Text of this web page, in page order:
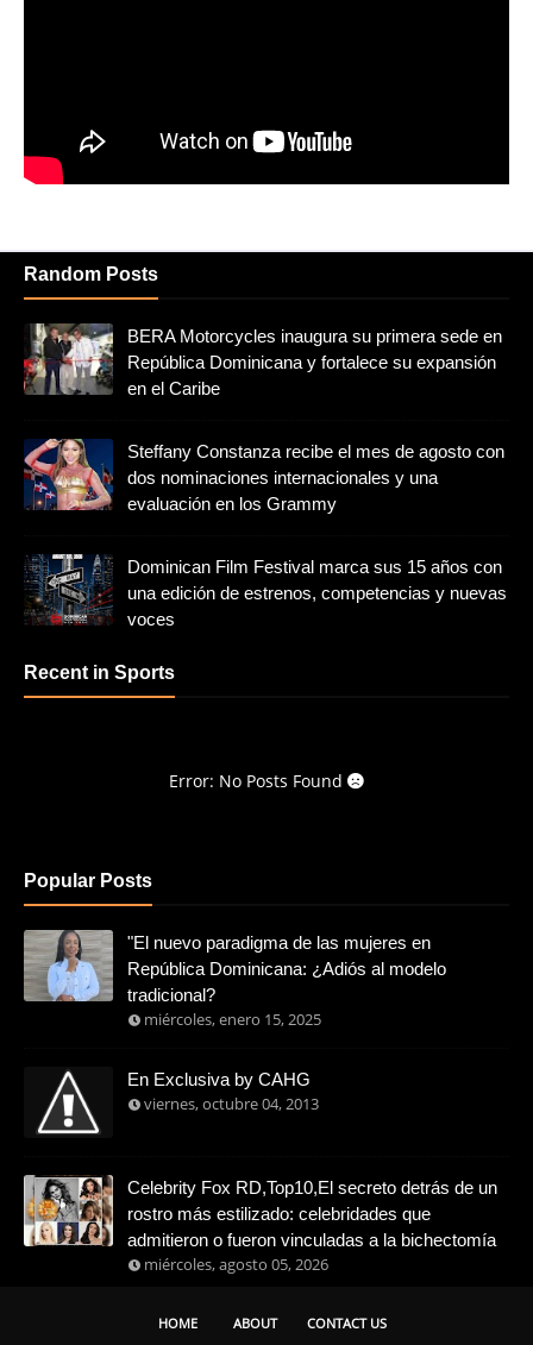
Random Posts
BERA Motorcycles inaugura su primera sede en
República Dominicana y fortalece su expansión
en el Caribe
Steffany Constanza recibe el mes de agosto con
dos nominaciones internacionales y una
evaluación en los Grammy
Dominican Film Festival marca sus 15 años con
una edición de estrenos, competencias y nuevas
voces
Recent in Sports
Error: No Posts Found
Popular Posts
"El nuevo paradigma de las mujeres en
República Dominicana: ¿Adiós al modelo
tradicional?
miércoles, enero 15, 2025
En Exclusiva by CAHG
viernes, octubre 04, 2013
Celebrity Fox RD,Top10,El secreto detrás de un
rostro más estilizado: celebridades que
admitieron o fueron vinculadas a la bichectomía
miércoles, agosto 05, 2026
HOME ABOUT CONTACT US